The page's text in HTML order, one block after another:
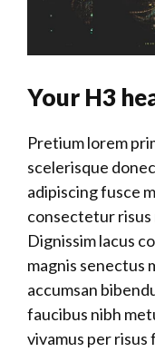
Your H3
Pretium lorem
scelerisque
adipiscing fusce
consectetur risus
Dignissim lacus
magnis senectus
accumsan
faucibus nibh
vivamus per